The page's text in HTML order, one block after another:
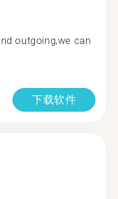
outgoing,we can
下载软件